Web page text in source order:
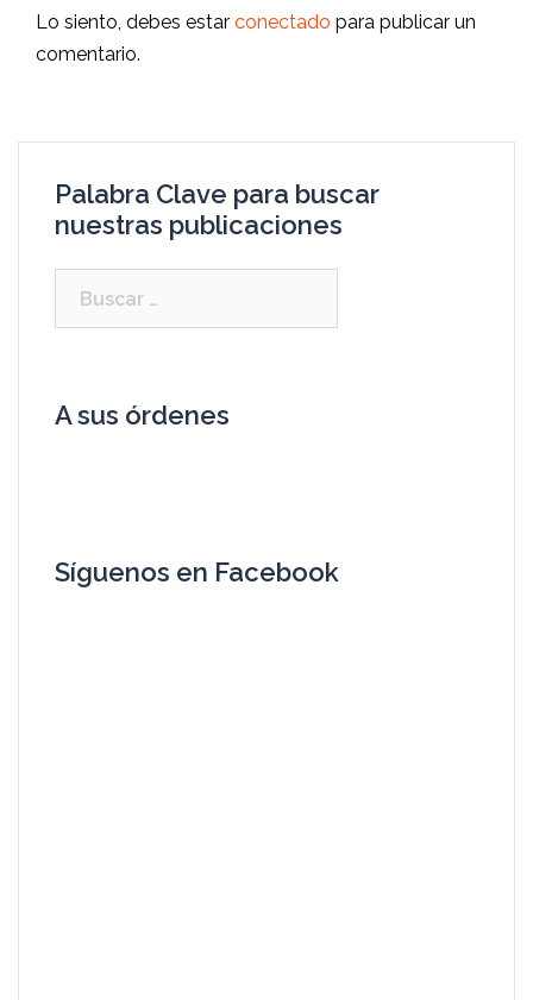
Lo siento, debes estar conectado para publicar un
comentario.
Palabra Clave para buscar
nuestras publicaciones
A sus órdenes
Síguenos en Facebook